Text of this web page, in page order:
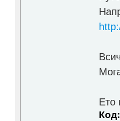
Ето
Код: